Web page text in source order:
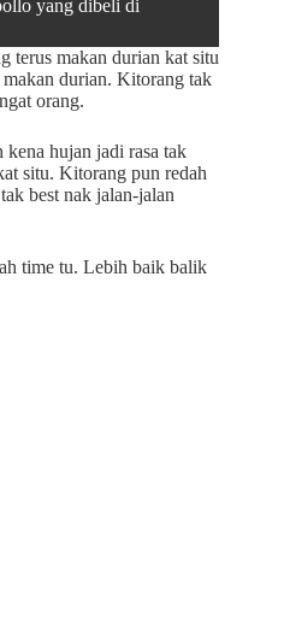
yang dibeli di
terus makan durian kat situ
durian. Kitorang tak
orang.
kena hujan jadi rasa tak
situ. Kitorang pun redah
best nak jalan-jalan
time tu. Lebih baik balik